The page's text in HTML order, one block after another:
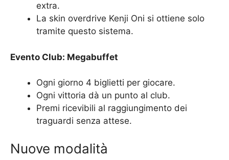
extra.
La skin overdrive Kenji Oni si ottiene solo
tramite questo sistema.
Evento Club: Megabuffet
Ogni giorno 4 biglietti per giocare.
Ogni vittoria dà un punto al club.
Premi ricevibili al raggiungimento dei
traguardi senza attese.
Nuove modalità